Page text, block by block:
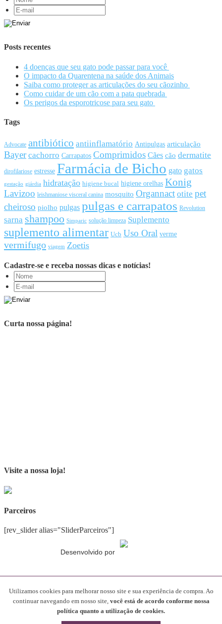
Posts recentes
4 doenças que seu gato pode passar para você
O impacto da Quarentena na saúde dos Animais
Saiba como proteger as articulações do seu cãozinho
Como cuidar de um cão com a pata quebrada
Os perigos da esporotricose para seu gato
Tags
Advocate antibiótico antiinflamatório Antipulgas articulação
Bayer cachorro Carrapatos Comprimidos Cães cão dermatite
dirofilariose estresse Farmácia de Bicho gato gatos
gestação giárdia hidratação higiene bucal higiene orelhas Konig
Lavizoo leishmaniose visceral canina mosquito Organnact otite pet
cheiroso piolho pulgas pulgas e carrapatos Revolution
sarna shampoo Simparic solução limpeza Suplemento
suplemento alimentar Ucb Uso Oral verme
vermifugo viagem Zoetis
Cadastre-se e receba nossas dicas e notícias!
Curta nossa página!
Visite a nossa loja!
Parceiros
[rev_slider alias="SliderParceiros"]
Desenvolvido por
Compartilhe nosso blog com seus amigos!
Utilizamos cookies para melhorar nosso site e sua experiência de compra. Ao
continuar navegando em nosso site, você está de acordo conforme nossa
política quanto a utilização de cookies.